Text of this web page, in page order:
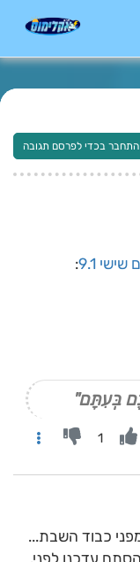
התחבר בכדי לפרסם תגובה
9.1
:
בְּעִתָּם"
1
כבוד השבת...
עדכנו לפני.